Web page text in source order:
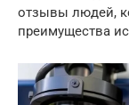
отзывы людей,
преимущества